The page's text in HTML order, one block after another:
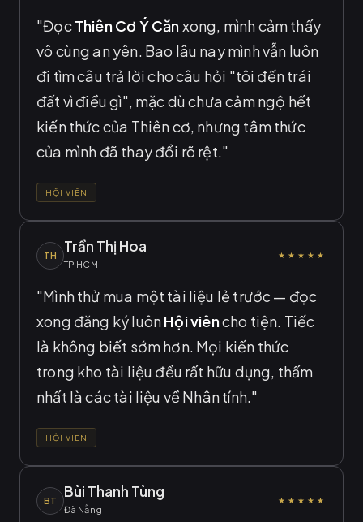
"ĐọcThiên Cơ Ý Cănxong, mình cảm thấy
vô cùng an yên. Bao lâu nay mình vẫn luôn
đi tìm câu trả lời cho câu hỏi "tôi đến trái
đất vì điều gì", mặc dù chưa cảm ngộ hết
kiến thức của Thiên cơ, nhưng tâm thức
của mình đã thay đổi rõ rệt."
HỘI VIÊN
TH
Trần Thị Hoa
TP.HCM
★★★★★
"Mình thử mua một tài liệu lẻ trước — đọc
xong đăng ký luônHội viêncho tiện. Tiếc
là không biết sớm hơn. Mọi kiến thức
trong kho tài liệu đều rất hữu dụng, thấm
nhất là các tài liệu về Nhân tính."
HỘI VIÊN
BT
Bùi Thanh Tùng
Đà Nẵng
★★★★★